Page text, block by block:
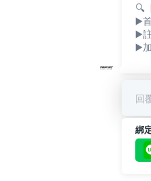
🔍
▶️
▶️
▶️
回
綁